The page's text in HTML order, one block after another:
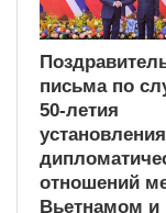
письма по
50-летия
установления
отношений
Вьетнамом и